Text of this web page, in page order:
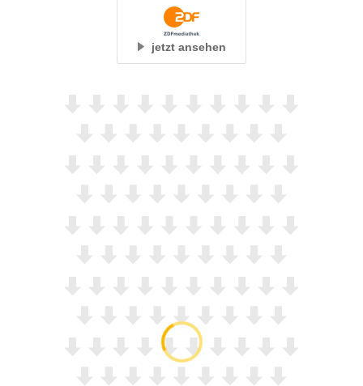
jetzt ansehen